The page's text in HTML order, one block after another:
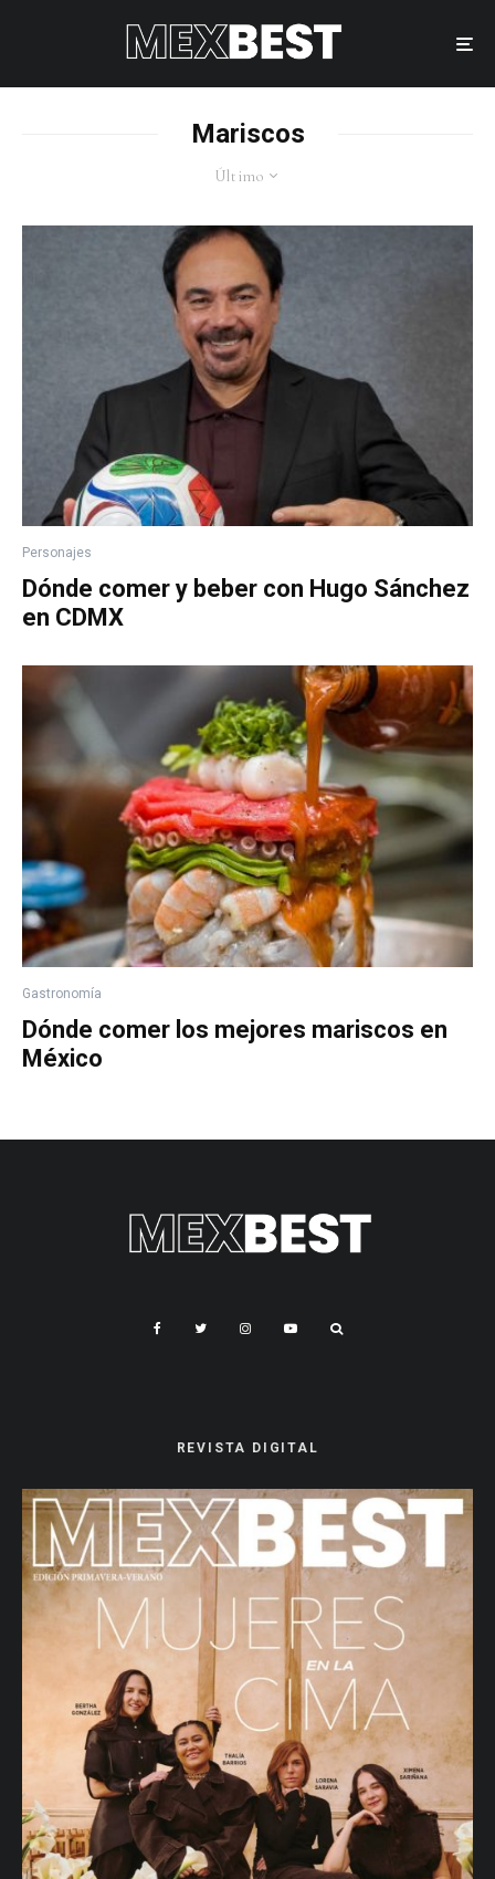
Mariscos
Último
Personajes
Dónde comer y beber con Hugo Sánchez
en CDMX
Gastronomía
Dónde comer los mejores mariscos en
México
REVISTA DIGITAL